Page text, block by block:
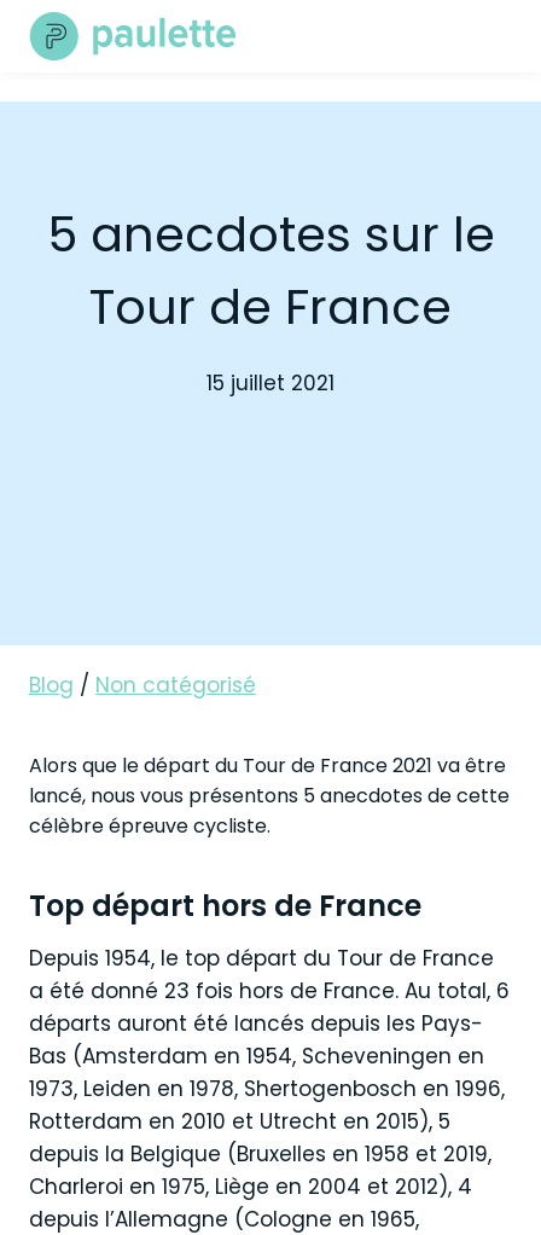
Skip
5 anecdotes sur le
Tour de France
15 juillet 2021
Blog / Non catégorisé
Alors que le départ du Tour de France 2021 va être
lancé, nous vous présentons 5 anecdotes de cette
célèbre épreuve cycliste.
Top départ hors de France
Depuis 1954, le top départ du Tour de France
a été donné 23 fois hors de France. Au total, 6
départs auront été lancés depuis les Pays-
Bas (Amsterdam en 1954, Scheveningen en
1973, Leiden en 1978, Shertogenbosch en 1996,
Rotterdam en 2010 et Utrecht en 2015), 5
depuis la Belgique (Bruxelles en 1958 et 2019,
Charleroi en 1975, Liège en 2004 et 2012), 4
depuis l’Allemagne (Cologne en 1965,